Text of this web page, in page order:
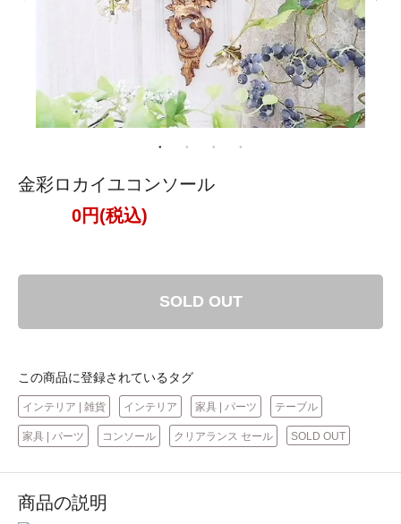
金彩ロカイユコンソール
0円(税込)
SOLD OUT
この商品に登録されているタグ
インテリア | 雑貨 インテリア 家具 | パーツ テーブル
家具 | パーツ コンソール クリアランス セール SOLD OUT
商品の説明